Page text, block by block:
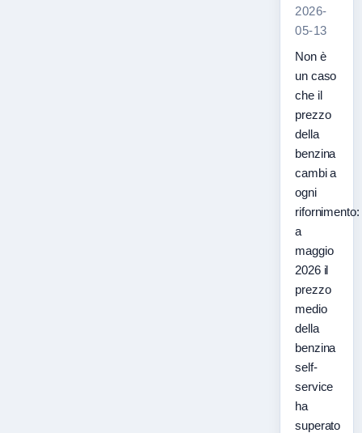
2026-
05-13
Non è
un caso
che il
prezzo
della
benzina
cambi a
ogni
rifornimento:
a
maggio
2026 il
prezzo
medio
della
benzina
self-
service
ha
superato